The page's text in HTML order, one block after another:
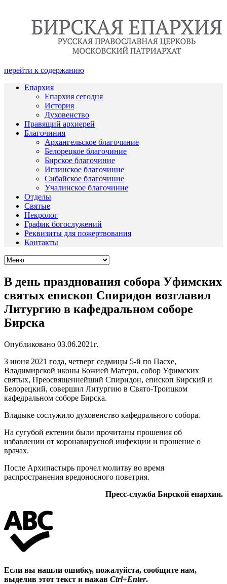
перейти к содержанию
Епархия
Епархия сегодня
История
Духовенство
Правящий архиерей
Благочиния
Архангельское благочиние
Белорецкое благочиние
Бирское благочиние
Иглинское благочиние
Сибайское благочиние
Учалинское благочиние
Отделы
Святые
Некролог
График богослужений
Реквизиты для пожертвования
Контакты
В день празднования собора Уфимских
святых епископ Спиридон возглавил
Литургию в кафедральном соборе
Бирска
Опубликовано 03.06.2021г.
3 июня 2021 года, четверг седмицы 5-й по Пасхе,
Владимирской иконы Божией Матери, собор Уфимских
святых, Преосвященнейший Спиридон, епископ Бирский и
Белорецкий, совершил Литургию в Свято-Троицком
кафедральном соборе Бирска.
Владыке сослужило духовенство кафедрального собора.
На сугубой ектении были прочитаны прошения об
избавлении от коронавирусной инфекции и прошение о
врачах.
После Архипастырь прочел молитву во время
распространения вредоносного поветрия.
Пресс-служба Бирской епархии.
Если вы нашли ошибку, пожалуйста, сообщите нам,
выделив этот текст и нажав Ctrl+Enter.